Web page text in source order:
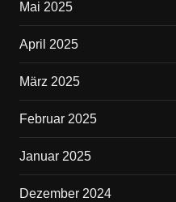
Mai 2025
April 2025
März 2025
Februar 2025
Januar 2025
Dezember 2024